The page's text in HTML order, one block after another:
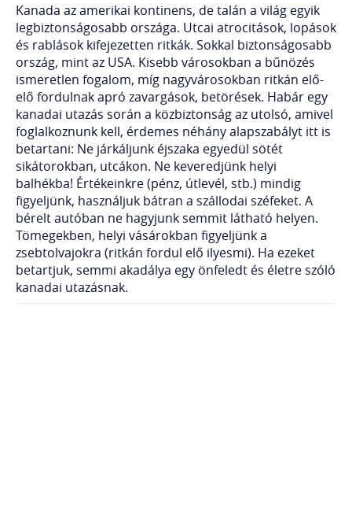
Kanada az amerikai kontinens, de talán a világ egyik
legbiztonságosabb országa. Utcai atrocitások, lopások
és rablások kifejezetten ritkák. Sokkal biztonságosabb
ország, mint az USA. Kisebb városokban a bűnözés
ismeretlen fogalom, míg nagyvárosokban ritkán elő-
elő fordulnak apró zavargások, betörések. Habár egy
kanadai utazás során a közbiztonság az utolsó, amivel
foglalkoznunk kell, érdemes néhány alapszabályt itt is
betartani: Ne járkáljunk éjszaka egyedül sötét
sikátorokban, utcákon. Ne keveredjünk helyi
balhékba! Értékeinkre (pénz, útlevél, stb.) mindig
figyeljünk, használjuk bátran a szállodai széfeket. A
bérelt autóban ne hagyjunk semmit látható helyen.
Tömegekben, helyi vásárokban figyeljünk a
zsebtolvajokra (ritkán fordul elő ilyesmi). Ha ezeket
betartjuk, semmi akadálya egy önfeledt és életre szóló
kanadai utazásnak.